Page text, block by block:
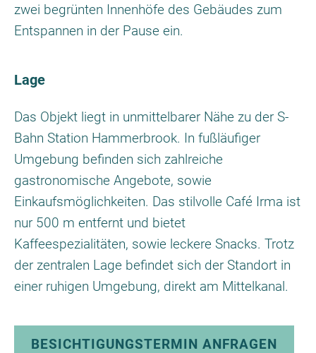
zwei begrünten Innenhöfe des Gebäudes zum
Entspannen in der Pause ein.
Lage
Das Objekt liegt in unmittelbarer Nähe zu der S-
Bahn Station Hammerbrook. In fußläufiger
Umgebung befinden sich zahlreiche
gastronomische Angebote, sowie
Einkaufsmöglichkeiten. Das stilvolle Café Irma ist
nur 500 m entfernt und bietet
Kaffeespezialitäten, sowie leckere Snacks. Trotz
der zentralen Lage befindet sich der Standort in
einer ruhigen Umgebung, direkt am Mittelkanal.
BESICHTIGUNGSTERMIN ANFRAGEN